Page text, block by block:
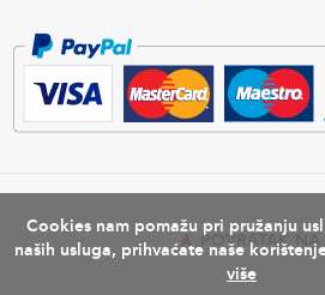
Cookies nam pomažu pri pružanju
naših usluga, prihvaćate naše
više
POVRATAK NA